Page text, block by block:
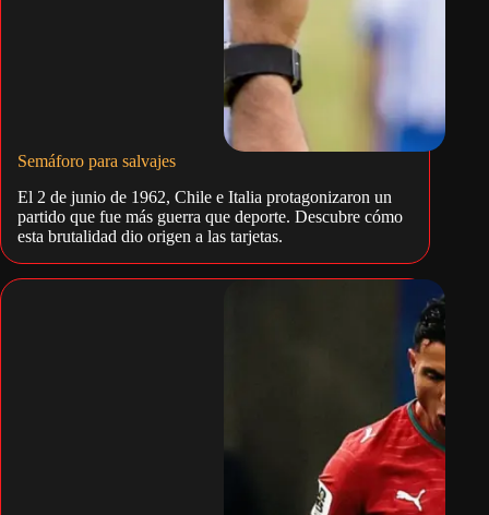
Semáforo para salvajes
El 2 de junio de 1962, Chile e Italia protagonizaron un
partido que fue más guerra que deporte. Descubre cómo
esta brutalidad dio origen a las tarjetas.